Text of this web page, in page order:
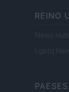
REINO
News Hub
Lgbtq